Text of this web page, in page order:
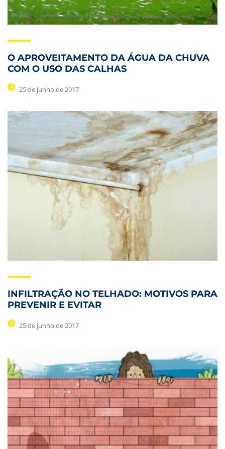
O APROVEITAMENTO DA ÁGUA DA CHUVA
COM O USO DAS CALHAS
25 de junho de 2017
INFILTRAÇÃO NO TELHADO: MOTIVOS PARA
PREVENIR E EVITAR
25 de junho de 2017